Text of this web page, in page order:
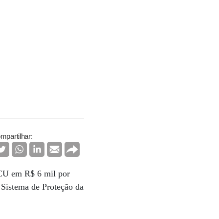
em R$ 6 mil por
de Proteção da